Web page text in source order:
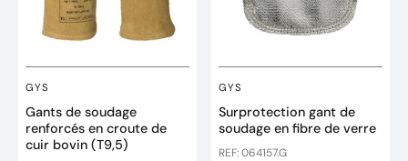
Marque: GYS
Rèf: 045323
GYS
Gants de soudage
renforcés en croute de
cuir bovin (T9,5)
GYS
Surprotection gant de
soudage en fibre de verre
REF: 064157.G